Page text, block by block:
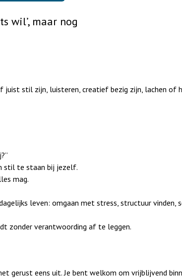
wil’, maar nog
juist stil zijn, luisteren, creatief bezig zijn, lachen of
stil te staan bij jezelf.
mag.
leven: omgaan met stress, structuur vinden,
zonder verantwoording af te leggen.
gerust eens uit. Je bent welkom om vrijblijvend